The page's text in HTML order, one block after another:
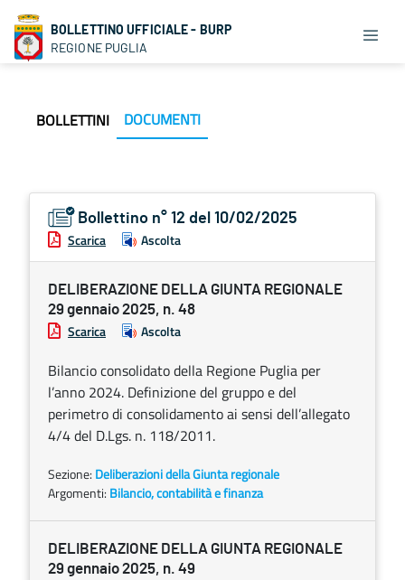
BOLLETTINO UFFICIALE - BURP
REGIONE PUGLIA
BOLLETTINI DOCUMENTI
Bollettino n° 12 del 10/02/2025
Scarica Ascolta
DELIBERAZIONE DELLA GIUNTA REGIONALE
29 gennaio 2025, n. 48
Scarica Ascolta
Bilancio consolidato della Regione Puglia per
l’anno 2024. Definizione del gruppo e del
perimetro di consolidamento ai sensi dell’allegato
4/4 del D.Lgs. n. 118/2011.
Sezione: Deliberazioni della Giunta regionale
Argomenti: Bilancio, contabilità e finanza
DELIBERAZIONE DELLA GIUNTA REGIONALE
29 gennaio 2025, n. 49